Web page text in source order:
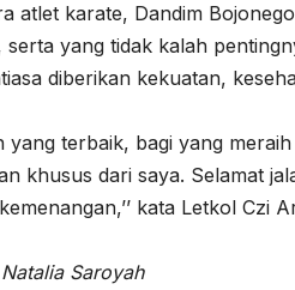
atlet karate, Dandim
serta yang tidak kalah
diberikan kekuatan,
yang terbaik, bagi yang
khusus dari saya. Selamat
kata Letkol Czi
Saroyah